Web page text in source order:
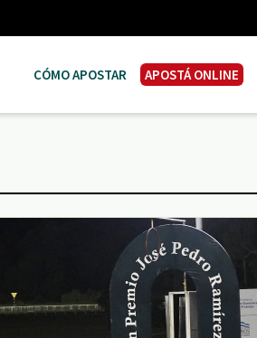
CÓMO APOSTAR APOSTÁ ONLINE